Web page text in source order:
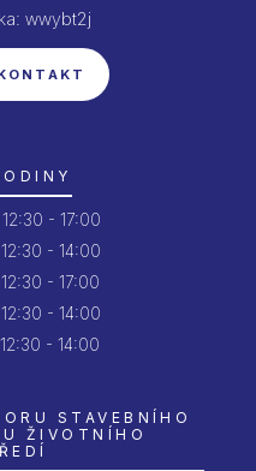
wwybt2j
12:30 - 17:00
12:30 - 14:00
12:30 - 17:00
12:30 - 14:00
12:30 - 14:00
STAVEBNÍHO
ŽIVOTNÍHO